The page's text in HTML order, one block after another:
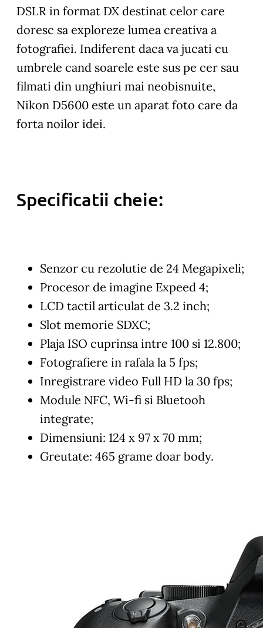
DSLR in format DX destinat celor care
doresc sa exploreze lumea creativa a
fotografiei. Indiferent daca va jucati cu
umbrele cand soarele este sus pe cer sau
filmati din unghiuri mai neobisnuite,
Nikon D5600 este un aparat foto care da
forta noilor idei.
Specificatii cheie:
Senzor cu rezolutie de 24 Megapixeli;
Procesor de imagine Expeed 4;
LCD tactil articulat de 3.2 inch;
Slot memorie SDXC;
Plaja ISO cuprinsa intre 100 si 12.800;
Fotografiere in rafala la 5 fps;
Inregistrare video Full HD la 30 fps;
Module NFC, Wi-fi si Bluetooh
integrate;
Dimensiuni: 124 x 97 x 70 mm;
Greutate: 465 grame doar body.